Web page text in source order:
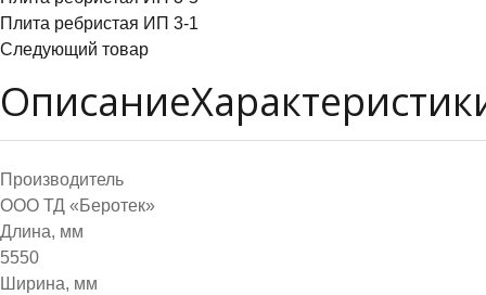
Плита ребристая ИП 3-1
Следующий товар
Описание
Производитель
ООО ТД «Беротек»
Длина, мм
5550
Ширина, мм